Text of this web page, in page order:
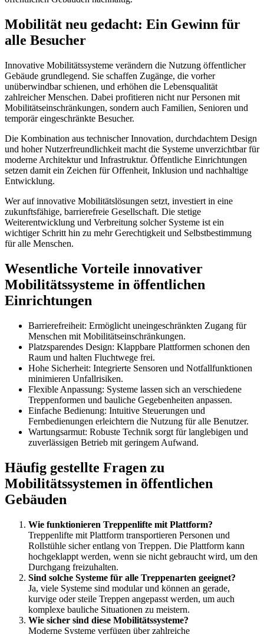
Mobilität neu gedacht: Ein Gewinn für
alle Besucher
Innovative Mobilitätssysteme verändern die Nutzung öffentlicher
Gebäude grundlegend. Sie schaffen Zugänge, die vorher
unüberwindbar schienen, und erhöhen die Lebensqualität
zahlreicher Menschen. Dabei profitieren nicht nur Personen mit
Mobilitätseinschränkungen, sondern auch Familien, Senioren und
temporär eingeschränkte Besucher.
Die Kombination aus technischer Innovation, durchdachtem Design
und hoher Nutzerfreundlichkeit macht die Systeme unverzichtbar für
moderne Architektur und Infrastruktur. Öffentliche Einrichtungen
setzen damit ein Zeichen für Offenheit, Inklusion und nachhaltige
Entwicklung.
Wer auf innovative Mobilitätslösungen setzt, investiert in eine
zukunftsfähige, barrierefreie Gesellschaft. Die stetige
Weiterentwicklung und Verbreitung solcher Systeme ist ein
wichtiger Schritt hin zu mehr Gerechtigkeit und Selbstbestimmung
für alle Menschen.
Wesentliche Vorteile innovativer
Mobilitätssysteme in öffentlichen
Einrichtungen
Barrierefreiheit: Ermöglicht uneingeschränkten Zugang für
Menschen mit Mobilitätseinschränkungen.
Platzsparendes Design: Klappbare Plattformen schonen den
Raum und halten Fluchtwege frei.
Hohe Sicherheit: Integrierte Sensoren und Notfallfunktionen
minimieren Unfallrisiken.
Flexible Anpassung: Systeme lassen sich an verschiedene
Treppenformen und bauliche Gegebenheiten anpassen.
Einfache Bedienung: Intuitive Steuerungen und
Fernbedienungen erleichtern die Nutzung für alle Benutzer.
Wartungsarmut: Robuste Technik sorgt für langlebigen und
zuverlässigen Betrieb mit geringem Aufwand.
Häufig gestellte Fragen zu
Mobilitätssystemen in öffentlichen
Gebäuden
Wie funktionieren Treppenlifte mit Plattform?
Treppenlifte mit Plattform transportieren Personen und
Rollstühle sicher entlang von Treppen. Die Plattform kann
hochgeklappt werden, wenn sie nicht gebraucht wird, um den
Durchgang freizuhalten.
Sind solche Systeme für alle Treppenarten geeignet?
Ja, viele Systeme sind modular und können an gerade,
kurvige oder steile Treppen angepasst werden, um auch
komplexe bauliche Situationen zu meistern.
Wie sicher sind diese Mobilitätssysteme?
Moderne Systeme verfügen über zahlreiche